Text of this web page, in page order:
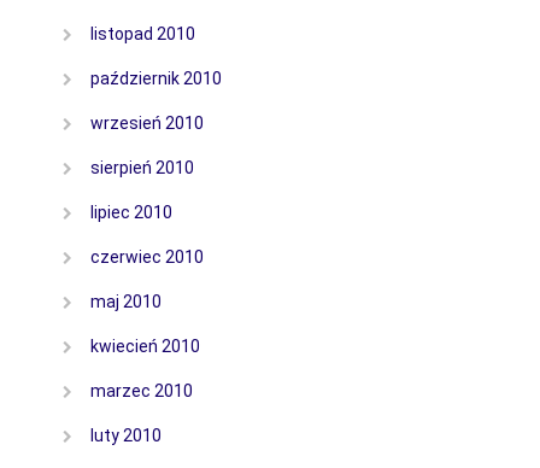
listopad 2010
październik 2010
wrzesień 2010
sierpień 2010
lipiec 2010
czerwiec 2010
maj 2010
kwiecień 2010
marzec 2010
luty 2010